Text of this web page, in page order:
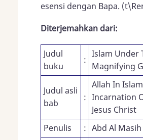
esensi dengan Bapa.
Diterjemahkan dari:
Judul
buku
:
Islam Under
Magnifying
Judul asli
bab
:
Allah In
Incarnation
Jesus Christ
Penulis
: Abd Al Masih